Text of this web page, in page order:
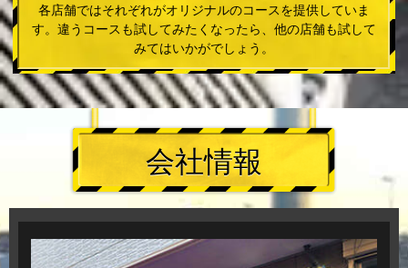
各店舗ではそれぞれがオリジナルのコースを提供していま
す。違うコースも試してみたくなったら、他の店舗も試して
みてはいかがでしょう。
会社情報